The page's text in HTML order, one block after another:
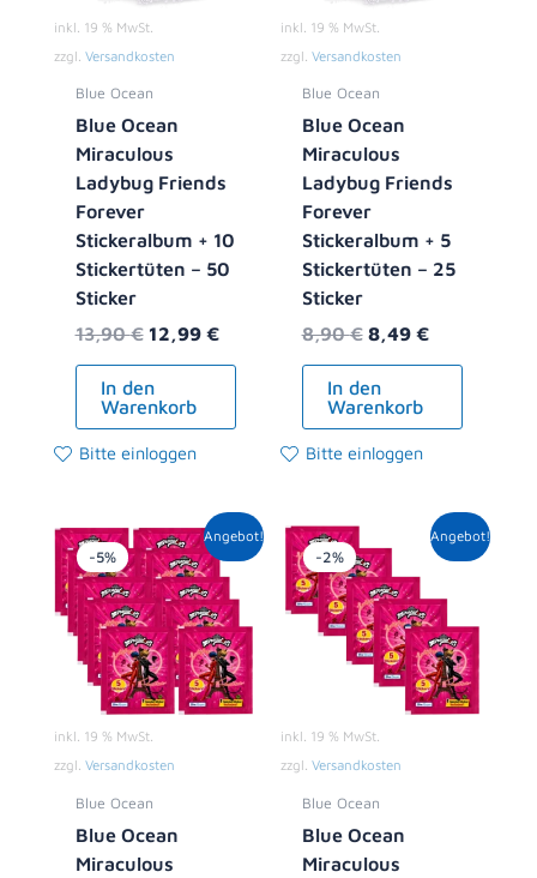
inkl. 19 % MwSt.
zzgl. Versandkosten
Blue Ocean
Blue Ocean
Miraculous
Ladybug Friends
Forever
Stickeralbum + 10
Stickertüten – 50
Sticker
13,90€ 12,99 €
In den
Warenkorb
Bitte einloggen
inkl. 19 % MwSt.
zzgl. Versandkosten
Blue Ocean
Blue Ocean
Miraculous
Ladybug Friends
Forever
Stickeralbum + 5
Stickertüten – 25
Sticker
8,90€ 8,49 €
In den
Warenkorb
Bitte einloggen
Angebot!
-5%
inkl. 19 % MwSt.
zzgl. Versandkosten
Blue Ocean
Blue Ocean
Miraculous
Ursprünglicher
Preis
war:
10,00 €
Aktueller
Preis
ist:
9,49 €.
Angebot!
-2%
inkl. 19 % MwSt.
zzgl. Versandkosten
Blue Ocean
Blue Ocean
Miraculous
Ursprünglicher
Preis
war:
5,00 €
Aktueller
Preis
4,89 €.